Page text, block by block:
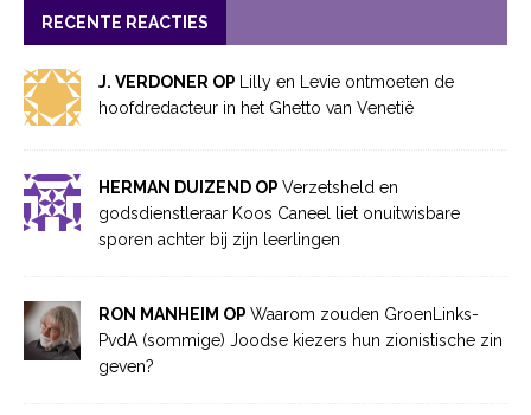
RECENTE REACTIES
J. VERDONER OP Lilly en Levie ontmoeten de
hoofdredacteur in het Ghetto van Venetië
HERMAN DUIZEND OP Verzetsheld en
godsdienstleraar Koos Caneel liet onuitwisbare
sporen achter bij zijn leerlingen
RON MANHEIM OP Waarom zouden GroenLinks-
PvdA (sommige) Joodse kiezers hun zionistische zin
geven?